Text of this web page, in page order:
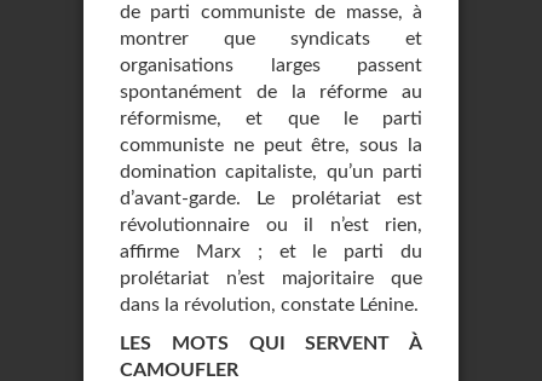
de parti communiste de masse, à
montrer que syndicats et
organisations larges passent
spontanément de la réforme au
réformisme, et que le parti
communiste ne peut être, sous la
domination capitaliste, qu’un parti
d’avant-garde. Le prolétariat est
révolutionnaire ou il n’est rien,
affirme Marx ; et le parti du
prolétariat n’est majoritaire que
dans la révolution, constate Lénine.
LES MOTS QUI SERVENT À
CAMOUFLER